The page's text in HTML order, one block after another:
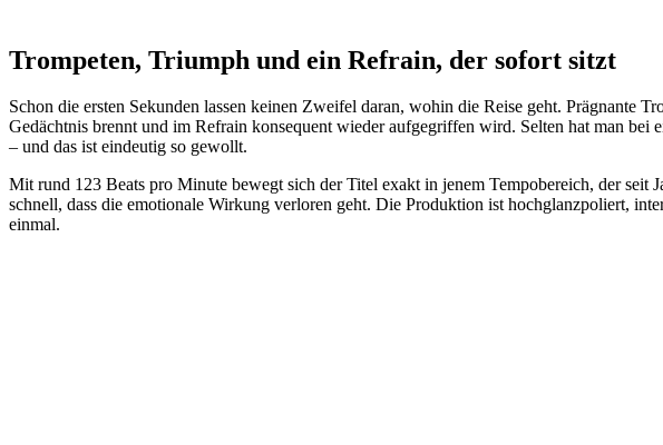
Trompeten, Triumph und ein Refrain, der sofort sitzt
Schon die ersten Sekunden lassen keinen Zweifel daran, wohin die Reise geht. Prägnante
Gedächtnis brennt und im Refrain konsequent wieder aufgegriffen wird. Selten hat man
– und das ist eindeutig so gewollt.
Mit rund 123 Beats pro Minute bewegt sich der Titel exakt in jenem Tempobereich, der seit
schnell, dass die emotionale Wirkung verloren geht. Die Produktion ist hochglanzpoliert,
einmal.